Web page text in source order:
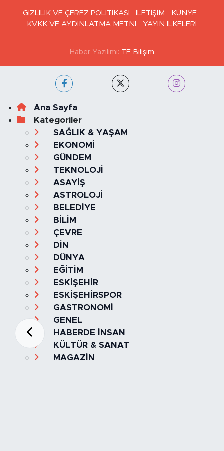
GİZLİLİK VE ÇEREZ POLİTİKASI İLETİŞİM
KÜNYE
KVKK VE AYDINLATMA METNİ
YAYIN İLKELERİ
Haber Yazılımı: TE Bilişim
Ana Sayfa
Kategoriler
SAĞLIK & YAŞAM
EKONOMİ
GÜNDEM
TEKNOLOJİ
ASAYİŞ
ASTROLOJİ
BELEDİYE
BİLİM
ÇEVRE
DİN
DÜNYA
EĞİTİM
ESKİŞEHİR
ESKİŞEHİRSPOR
GASTRONOMİ
GENEL
HABERDE İNSAN
KÜLTÜR & SANAT
MAGAZİN